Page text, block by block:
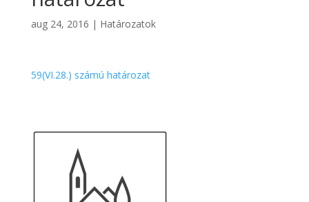
aug 24, 2016 | Határozatok
59(VI.28.) számú határozat